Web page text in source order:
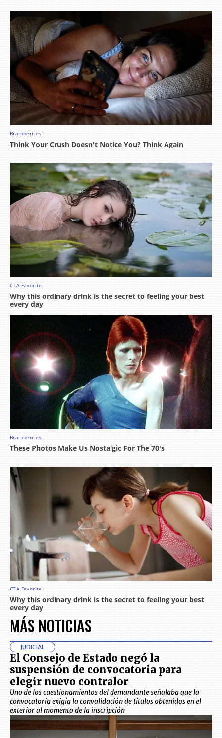
MÁS NOTICIAS
JUDICIAL
El Consejo de Estado negó la
suspensión de convocatoria para
elegir nuevo contralor
Uno de los cuestionamientos del demandante señalaba que la
convocatoria exigía la convalidación de títulos obtenidos en el
exterior al momento de la inscripción